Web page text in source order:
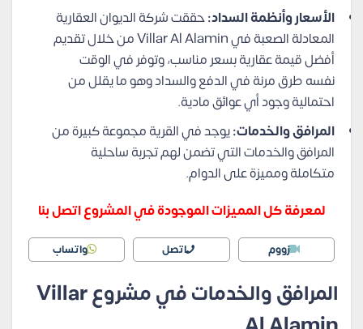
الأسعار وأنظمة السداد:حققت شركة الديوان العقارية
المعادلة الصعبة في Villar Al Alamin من خلال تقديم
أفضل قيمة عقارية بسعر مناسب، وتوفر في الوقت
نفسه طرق مرنة في الدفع والسداد وهو ما يقلل من
احتمالية وجود أي عوائق مادية.
المرافق والخدمات:يوجد في القرية مجموعة كبيرة من
المرافق والخدمات التي تضمن لهم تجربة ساحلية
متكاملة ومميزة على الدوام.
لمعرفة كل المميزات الموجودة في المشروع اتصل بنا
زووم اتصل واتساب
المرافق والخدمات في مشروع Villar